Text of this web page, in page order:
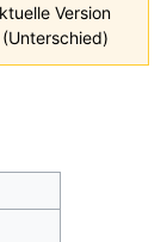
Version